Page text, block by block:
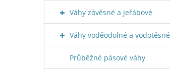
Váhy závěsné a jeřábové
Váhy voděodolné a vodotěsné
Průběžné pásové váhy